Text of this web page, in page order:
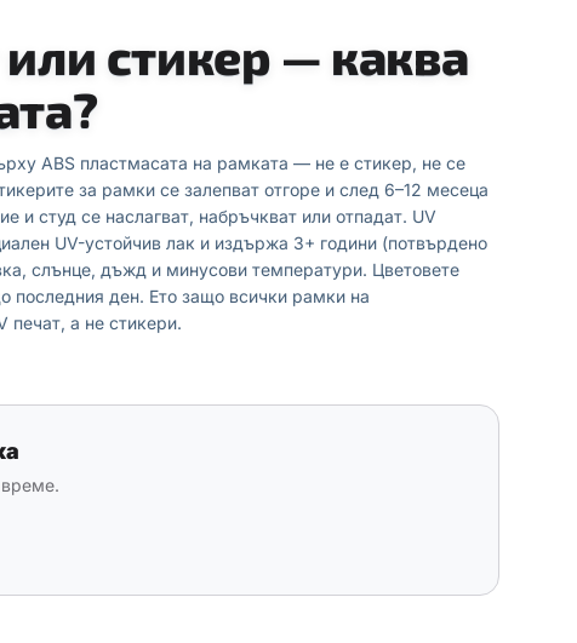
или стикер — каква
ABS пластмасата на рамката — не е стикер, не се
за рамки се залепват отгоре и след 6–12 месеца
и студ се наслагват, набръчкват или отпадат. UV
UV-устойчив лак и издържа 3+ години (потвърдено
слънце, дъжд и минусови температури. Цветовете
последния ден. Ето защо всички рамки на
печат, а не стикери.